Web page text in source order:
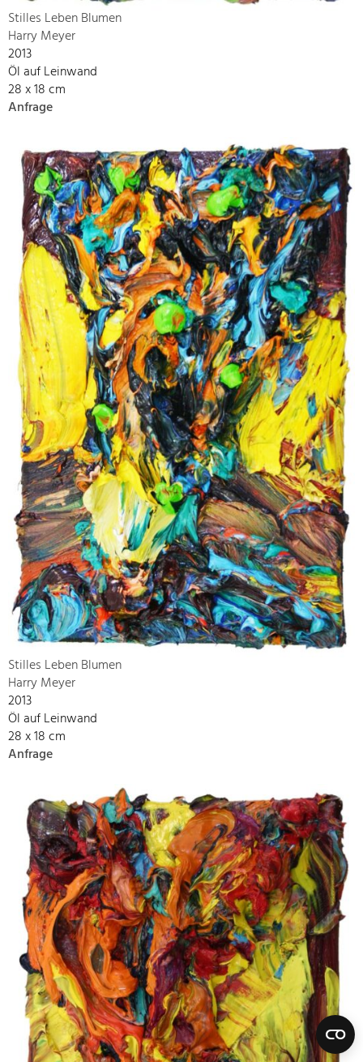
Stilles Leben Blumen
Harry Meyer
2013
Öl auf Leinwand
28 x 18 cm
Anfrage
Stilles Leben Blumen
Harry Meyer
2013
Öl auf Leinwand
28 x 18 cm
Anfrage